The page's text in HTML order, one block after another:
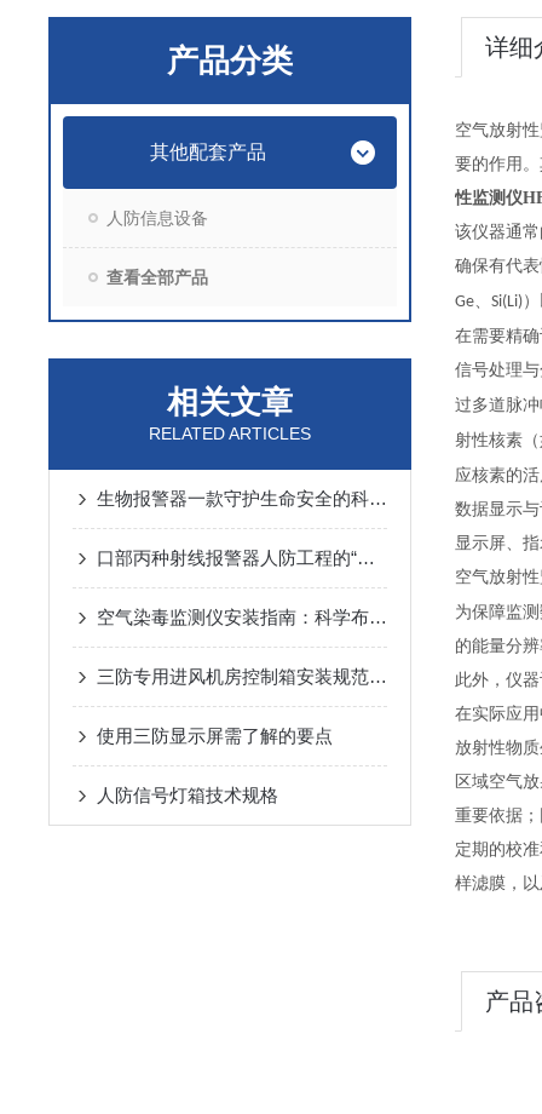
产品分类
其他配套产品
人防信息设备
查看全部产品
相关文章
RELATED ARTICLES
生物报警器一款守护生命安全的科技哨兵
口部丙种射线报警器人防工程的“核生化”哨兵
空气染毒监测仪安装指南：科学布局与规范操作的关键步骤
三防专用进风机房控制箱安装规范详解
使用三防显示屏需了解的要点
人防信号灯箱技术规格
详细
空气放射
要的作用
性监测仪
该仪器通
确保有代
Ge、 Si(Li)
在需要精
信号处理
过多道脉
射性核素
应核素的
数据显示
显示屏、
空气放射
为保障监
的能量分
此外，仪
在实际应
放射性物
区域空气
重要依据
定期的校
样滤膜，
产品